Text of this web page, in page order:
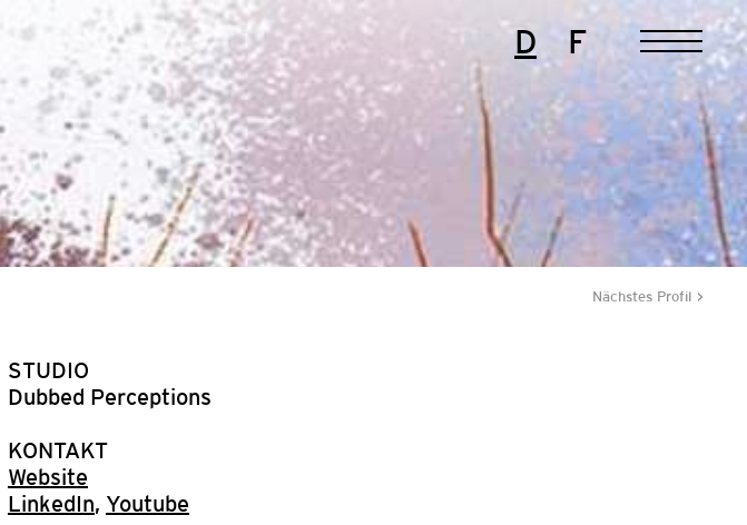
D F
Nächstes Profil
STUDIO
Dubbed Perceptions
KONTAKT
Website
LinkedIn, Youtube